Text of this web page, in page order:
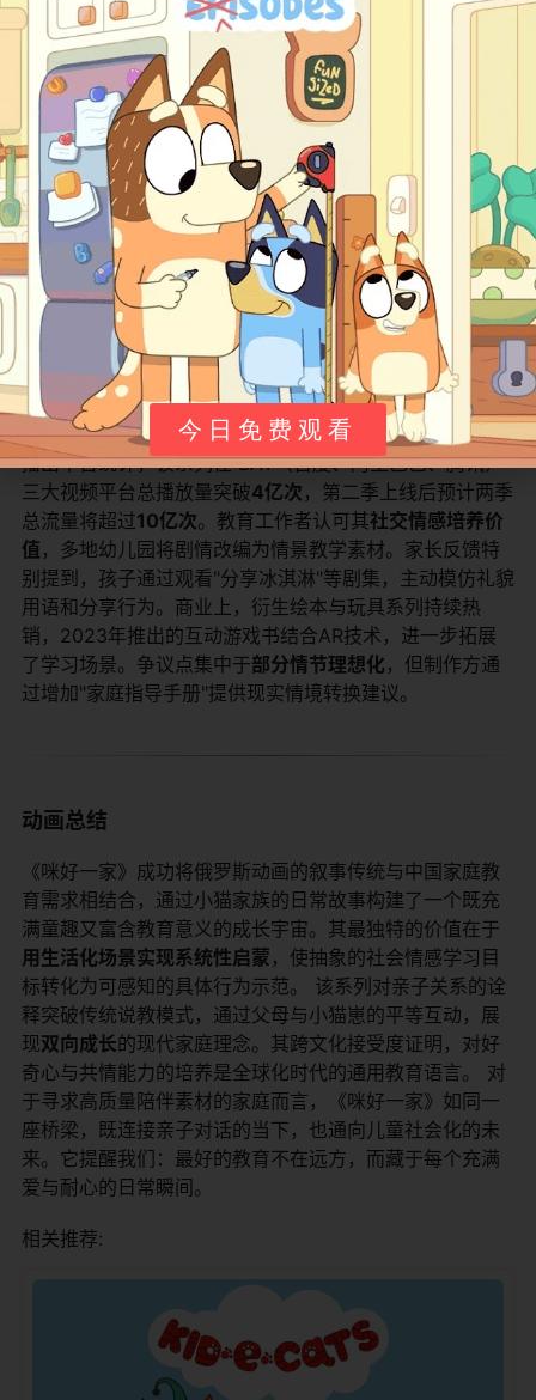
饼干 小猫哥哥/领导者 善于组织行动，遇事冷静思考，
糖果 小猫姐姐/创意者 想象力丰富，常提出新颖解决方
布丁 小猫弟弟/实践者 动手能力强，喜欢将想法付诸实
猫爸爸 家庭引导者 采用启发式教育，鼓励探索而非
猫妈妈 通过日常活动传递关爱与安全感
观众反馈与影响
《咪好一家》播出后成为家庭教育类动画的标杆作品。据
播出平台统计，该系列在 BAT（百度、阿里巴巴、腾讯）
三大视频平台总播放量突破​​4亿次​ ​，第二季上线后预计两季
总流量将超过​​10亿次​​。教育工作者认可其​​社交情感培养价
值​ ​，多地幼儿园将剧情改编为情景教学素材。家长反馈特
别提到，孩子通过观看"分享冰淇淋"等剧集，主动模仿礼貌
用语和分享行为。商业上，衍生绘本与玩具系列持续热
销，2023年推出的互动游戏书结合AR技术，进一步拓展
了学习场景。争议点集中于​​部分情节理想化​ ​，但制作方通
过增加"家庭指导手册"提供现实情境转换建议。
动画总结
《咪好一家》成功将俄罗斯动画的叙事传统与中国家庭教
育需求相结合，通过小猫家族的日常故事构建了一个既充
满童趣又富含教育意义的成长宇宙。其最独特的价值在于​
用生活化场景实现系统性启蒙​ ​，使抽象的社会情感学习目
标转化为可感知的具体行为示范。 该系列对亲子关系的诠
释突破传统说教模式，通过父母与小猫崽的平等互动，展
现​​双向成长​​的现代家庭理念。其跨文化接受度证明，对好
奇心与共情能力的培养是全球化时代的通用教育语言。 对
于寻求高质量陪伴素材的家庭而言，《咪好一家》如同一
座桥梁，既连接亲子对话的当下，也通向儿童社会化的未
来。它提醒我们：最好的教育不在远方，而藏于每个充满
爱与耐心的日常瞬间。
相关推荐:
今日免费观看